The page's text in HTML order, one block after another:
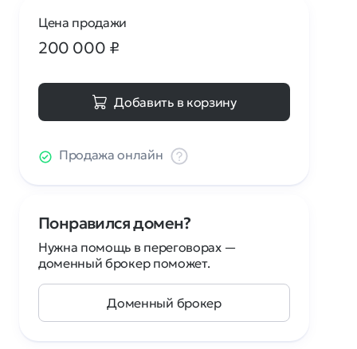
Цена продажи
200 000 ₽
Добавить в корзину
Продажа онлайн
Понравился домен?
Нужна помощь в переговорах —
доменный брокер поможет.
Доменный брокер